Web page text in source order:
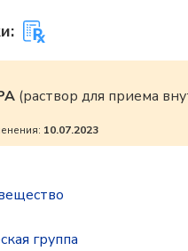
(раствор для приема
10.07.2023
группа